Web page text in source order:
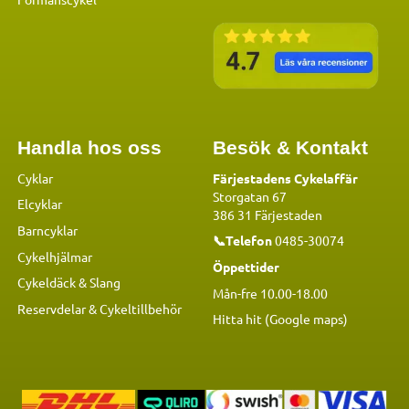
Handla hos oss
Cyklar
Elcyklar
Barncyklar
Cykelhjälmar
Cykeldäck & Slang
Reservdelar&Cykeltillbehör
Besök & Kontakt
Färjestadens Cykelaffär
Storgatan 67
386 31 Färjestaden
📞Telefon0485-30074
Öppettider
Mån-fre 10.00-18.00
Hitta hit (Google maps)